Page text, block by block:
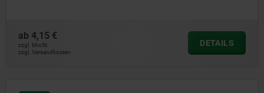
ab 4,15 €
zzgl. MwSt.
zzgl. Versandkosten
DETAILS